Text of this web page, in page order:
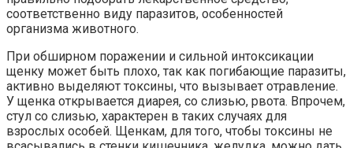
соответственно виду паразитов, особенностей
организма животного.
При обширном поражении и сильной интоксикации
щенку может быть плохо, так как погибающие паразиты,
активно выделяют токсины, что вызывает отравление.
У щенка открывается диарея, со слизью, рвота. Впрочем,
стул со слизью, характерен в таких случаях для
взрослых особей. Щенкам, для того, чтобы токсины не